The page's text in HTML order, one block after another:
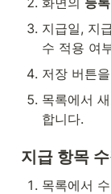
지급일, 지
수 적용 여
저장 버튼
목록에서
합니다.
지급 항목
목록에서